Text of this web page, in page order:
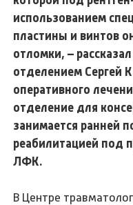
использованием
пластины и винтов
отломки, –
отделением Сергей
оперативного
отделение для
занимается ранней
реабилитацией под
ЛФК.
В Центре